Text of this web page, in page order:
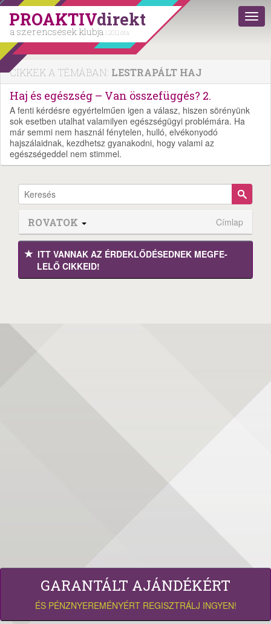
PROAKTIVdirekt
a szerencsések klubja | 2011 óta
CIKKEK A TÉMÁBAN: LESTRAPÁLT HAJ
Haj és egészség – Van összefüggés? 2.
A fenti kérdésre egyértelműen igen a válasz, hiszen sörényünk
sok esetben utalhat valamilyen egészségügyi problémára. Ha
már semmi nem használ fénytelen, hulló, elvékonyodó
hajszálaidnak, kezdhetsz gyanakodni, hogy valami az
egészségeddel nem stimmel.
ROVATOK Címlap
ITT VANNAK AZ ÉRDEK­LŐDÉ­SEDNEK MEGFE­
LELŐ CIKKEID!
GARANTÁLT AJÁNDÉKÉRT
ÉS PÉNZNYEREMÉNYÉRT REGISZTRÁLJ INGYEN!